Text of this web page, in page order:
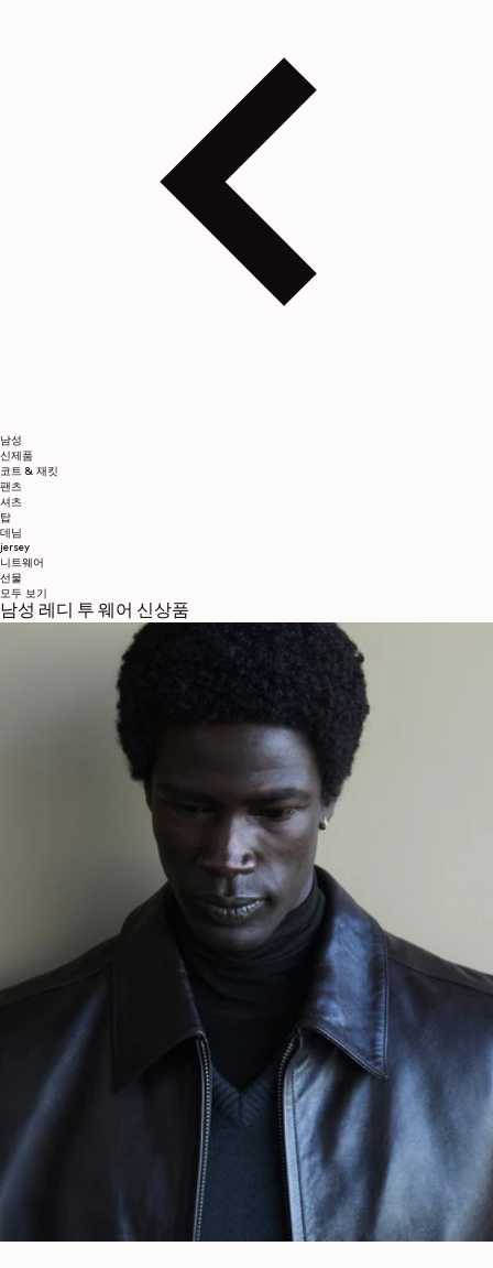
남성
신제품
코트 & 재킷
팬츠
셔츠
탑
데님
jersey
니트웨어
선물
모두 보기
남성 레디 투 웨어 신상품